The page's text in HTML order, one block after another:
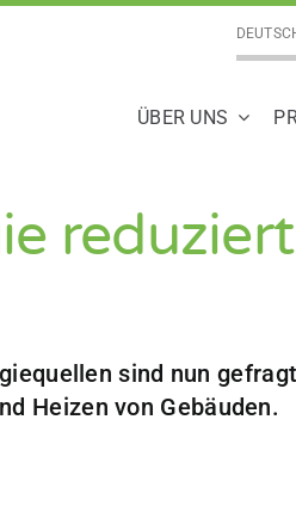
ÜBER UNS
sind nun
Heizen von Gebäuden.